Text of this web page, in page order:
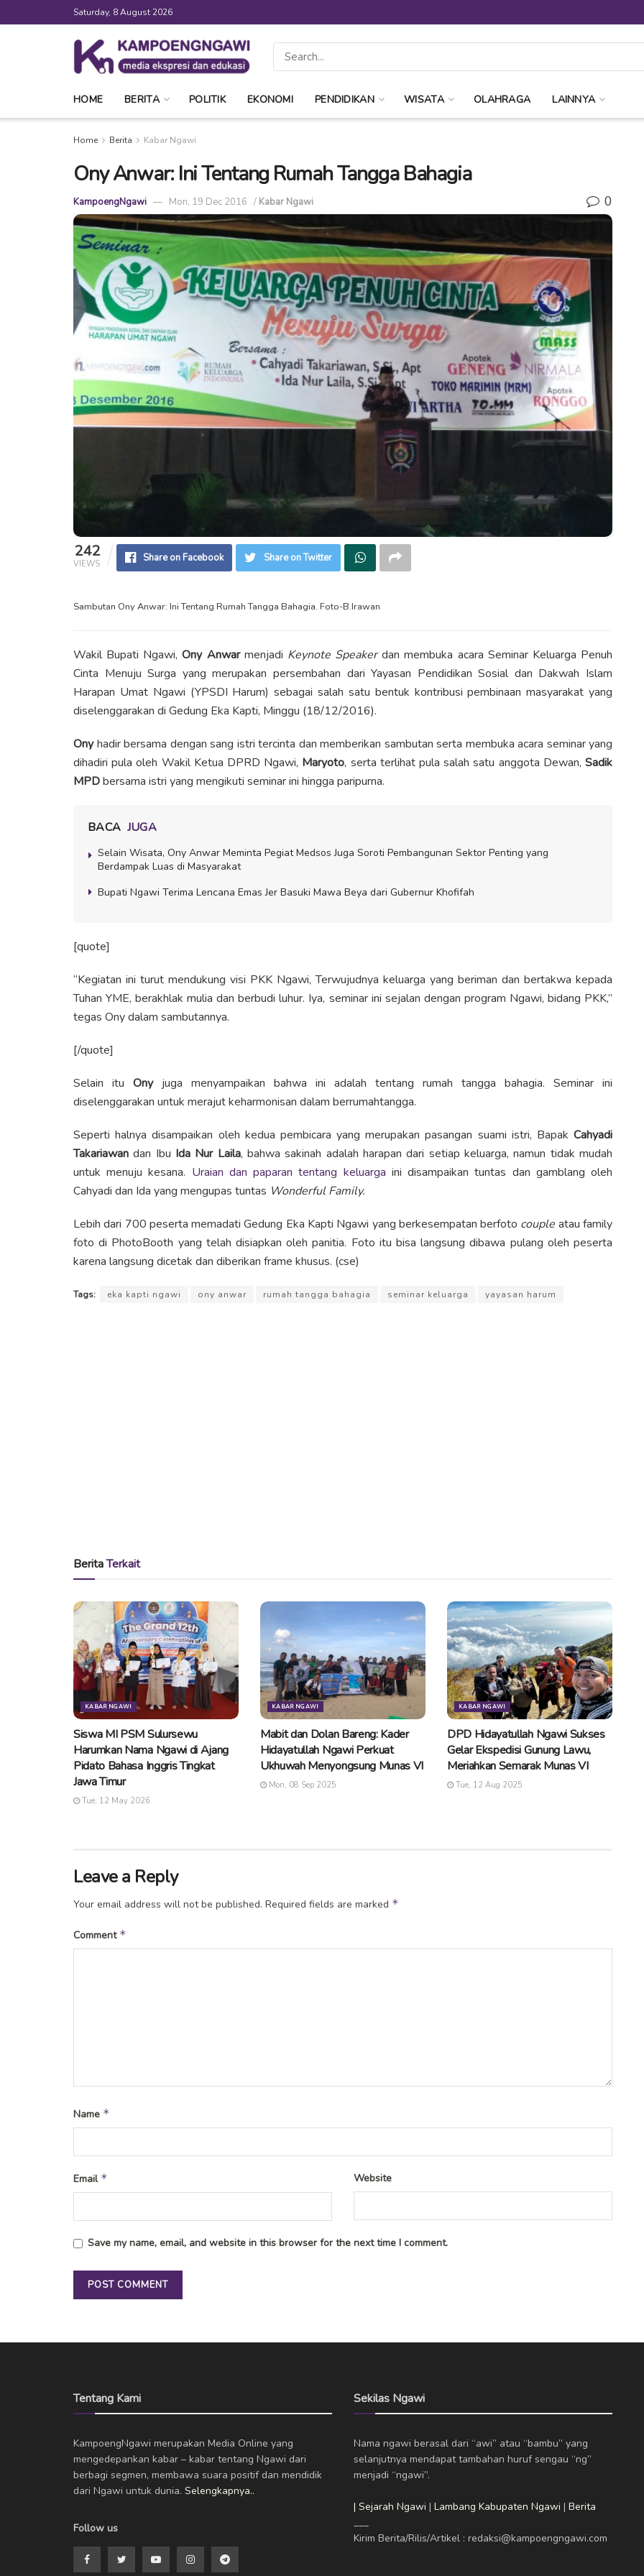
Saturday, 8 August 2026
HOME BERITA POLITIK EKONOMI PENDIDIKAN WISATA OLAHRAGA LAINNYA
Home Berita Kabar Ngawi
Ony Anwar: Ini Tentang Rumah Tangga Bahagia
KampoengNgawi Mon, 19 Dec 2016 / Kabar Ngawi 0
242
VIEWS Share on Facebook Share on Twitter
Sambutan Ony Anwar: Ini Tentang Rumah Tangga Bahagia. Foto-B.Irawan
Wakil Bupati Ngawi,Ony Anwar menjadi Keynote Speakerdan membuka acara Seminar Keluarga Penuh
Cinta Menuju Surga yang merupakan persembahan dari Yayasan Pendidikan Sosial dan Dakwah Islam
Harapan Umat Ngawi (YPSDI Harum) sebagai salah satu bentuk kontribusi pembinaan masyarakat yang
diselenggarakan di Gedung Eka Kapti, Minggu (18/12/2016).
Onyhadir bersama dengan sang istri tercinta dan memberikan sambutan serta membuka acara seminar yang
dihadiri pula oleh Wakil Ketua DPRD Ngawi, Maryoto, serta terlihat pula salah satu anggota Dewan,Sadik
MPDbersama istri yang mengikuti seminar ini hingga paripurna.
BACA JUGA
Selain Wisata, Ony Anwar Meminta Pegiat Medsos Juga Soroti Pembangunan Sektor Penting yang
Berdampak Luas di Masyarakat
Bupati Ngawi Terima Lencana Emas Jer Basuki Mawa Beya dari Gubernur Khofifah
[quote]
“Kegiatan ini turut mendukung visi PKK Ngawi, Terwujudnya keluarga yang beriman dan bertakwa kepada
Tuhan YME, berakhlak mulia dan berbudi luhur. Iya, seminar ini sejalan dengan program Ngawi, bidang PKK,”
tegas Ony dalam sambutannya.
[/quote]
Selain itu Onyjuga menyampaikan bahwa ini adalah tentang rumah tangga bahagia. Seminar ini
diselenggarakan untuk merajut keharmonisan dalam berrumahtangga.
Seperti halnya disampaikan oleh kedua pembicara yang merupakan pasangan suami istri, Bapak Cahyadi
Takariawan dan Ibu Ida Nur Laila, bahwa sakinah adalah harapan dari setiap keluarga, namun tidak mudah
untuk menuju kesana. Uraian dan paparan tentang keluarga ini disampaikan tuntas dan gamblang oleh
Cahyadi dan Ida yang mengupas tuntas Wonderful Family.
Lebih dari 700 peserta memadati Gedung Eka Kapti Ngawi yang berkesempatan berfoto couple atau family
foto di PhotoBooth yang telah disiapkan oleh panitia. Foto itu bisa langsung dibawa pulang oleh peserta
karena langsung dicetak dan diberikan frame khusus. (cse)
Tags: eka kapti ngawi ony anwar rumah tangga bahagia seminar keluarga yayasan harum
BeritaTerkait
KABAR NGAWI
Siswa MI PSM Sulursewu
Harumkan Nama Ngawi di Ajang
Pidato Bahasa Inggris Tingkat
Jawa Timur
Tue, 12 May 2026
KABAR NGAWI
Mabit dan Dolan Bareng: Kader
Hidayatullah Ngawi Perkuat
Ukhuwah Menyongsung Munas VI
Mon, 08 Sep 2025
KABAR NGAWI
DPD Hidayatullah Ngawi Sukses
Gelar Ekspedisi Gunung Lawu,
Meriahkan Semarak Munas VI
Tue, 12 Aug 2025
Leave a Reply
Your email address will not be published. Required fields are marked *
Comment *
Name *
Email * Website
Save my name, email, and website in this browser for the next time I comment.
Tentang Kami
KampoengNgawi merupakan Media Online yang
mengedepankan kabar – kabar tentang Ngawi dari
berbagi segmen, membawa suara positif dan mendidik
dari Ngawi untuk dunia. Selengkapnya..
Follow us
Sekilas Ngawi
Nama ngawi berasal dari “awi” atau “bambu” yang
selanjutnya mendapat tambahan huruf sengau “ng”
menjadi “ngawi”.
| Sejarah Ngawi | Lambang Kabupaten Ngawi | Berita
___
Kirim Berita/Rilis/Artikel : redaksi@kampoengngawi.com